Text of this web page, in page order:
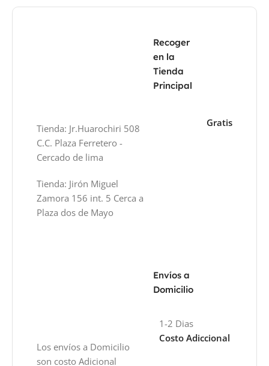
Recoger
en la
Tienda
Principal
Tienda: Jr.Huarochiri 508
C.C. Plaza Ferretero -
Cercado de lima
Tienda: Jirón Miguel
Zamora 156 int. 5 Cerca a
Plaza dos de Mayo
Gratis
Envíos a
Domicilio
Los envíos a Domicilio
son costo Adicional
1-2 Dias
Costo Adiccional